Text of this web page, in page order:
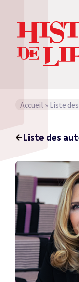
Accueil » Liste
Liste des